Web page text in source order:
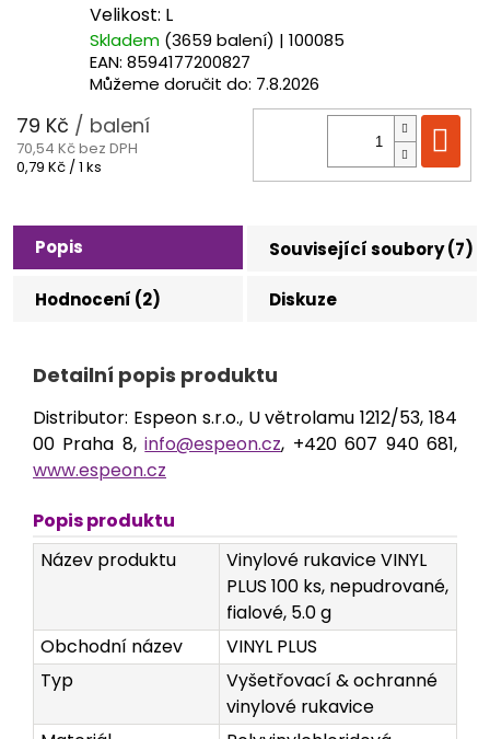
Velikost: L
Skladem (3659 balení) | 100085
EAN: 8594177200827
Můžeme doručit do: 7.8.2026
79 Kč / balení
70,54 Kč bez DPH
Měrná
0,79 Kč / 1 ks
Popis Související soubory (7)
Hodnocení (2) Diskuze
Detailní popis produktu
Distributor: Espeon s.r.o., U větrolamu 1212/53, 184
00 Praha 8,info@espeon.cz, +420 607 940 681,
www.espeon.cz
Popis produktu
Název produktu
Vinylové rukavice VINYL
PLUS 100 ks, nepudrované,
fialové, 5.0 g
Obchodní název
VINYL PLUS
Typ
Vyšetřovací & ochranné
vinylové rukavice